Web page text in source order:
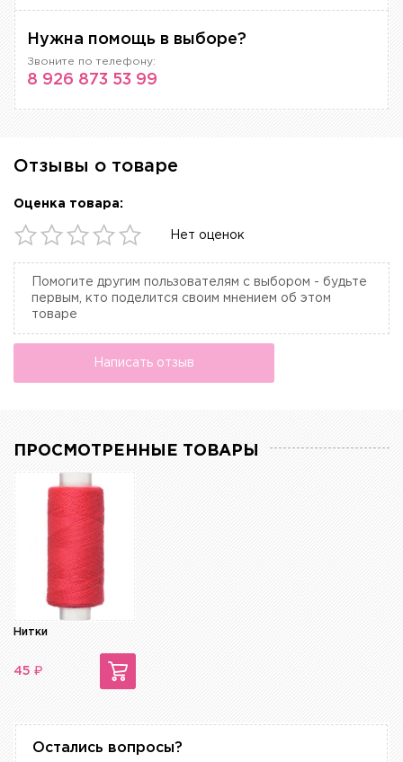
Нужна помощь в выборе?
Звоните по телефону:
8 926 873 53 99
Отзывы о товаре
Оценка товара:
Нет оценок
Помогите другим пользователям с выбором - будьте
первым, кто поделится своим мнением об этом
товаре
Написать отзыв
ПРОСМОТРЕННЫЕ ТОВАРЫ
Нитки
45 ₽
Остались вопросы?